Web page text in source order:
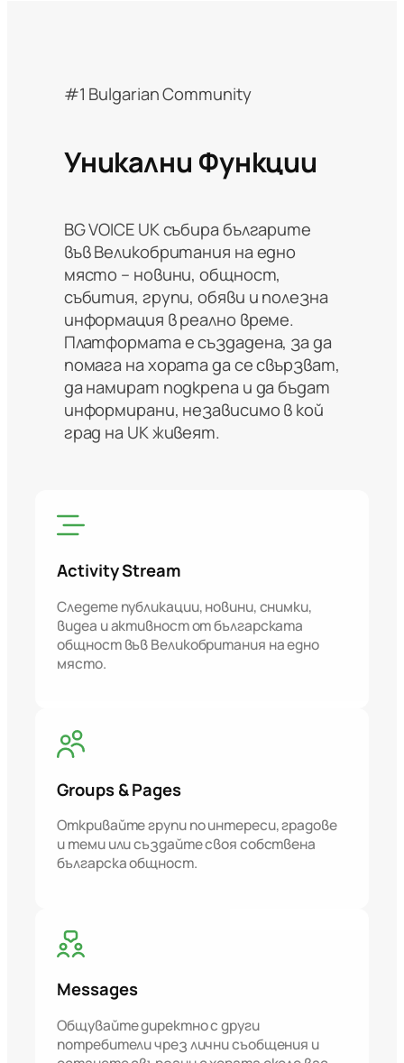
#1 Bulgarian Community
Уникални Функции
BG VOICE UK събира българите
във Великобритания на едно
място – новини, общност,
събития, групи, обяви и полезна
информация в реално време.
Платформата е създадена, за да
помага на хората да се свързват,
да намират подкрепа и да бъдат
информирани, независимо в кой
град на UK живеят.
Activity Stream
Следете публикации, новини, снимки,
видеа и активност от българската
общност във Великобритания на едно
място.
Groups & Pages
Откривайте групи по интереси, градове
и теми или създайте своя собствена
българска общност.
Messages
Общувайте директно с други
потребители чрез лични съобщения и